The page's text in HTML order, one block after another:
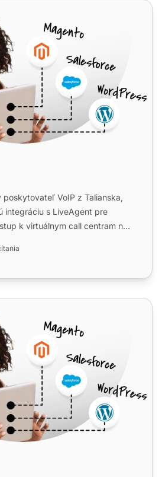
poskytovateľ VoIP z Talianska,
integráciu s LiveAgent pre
k virtuálnym call centram na